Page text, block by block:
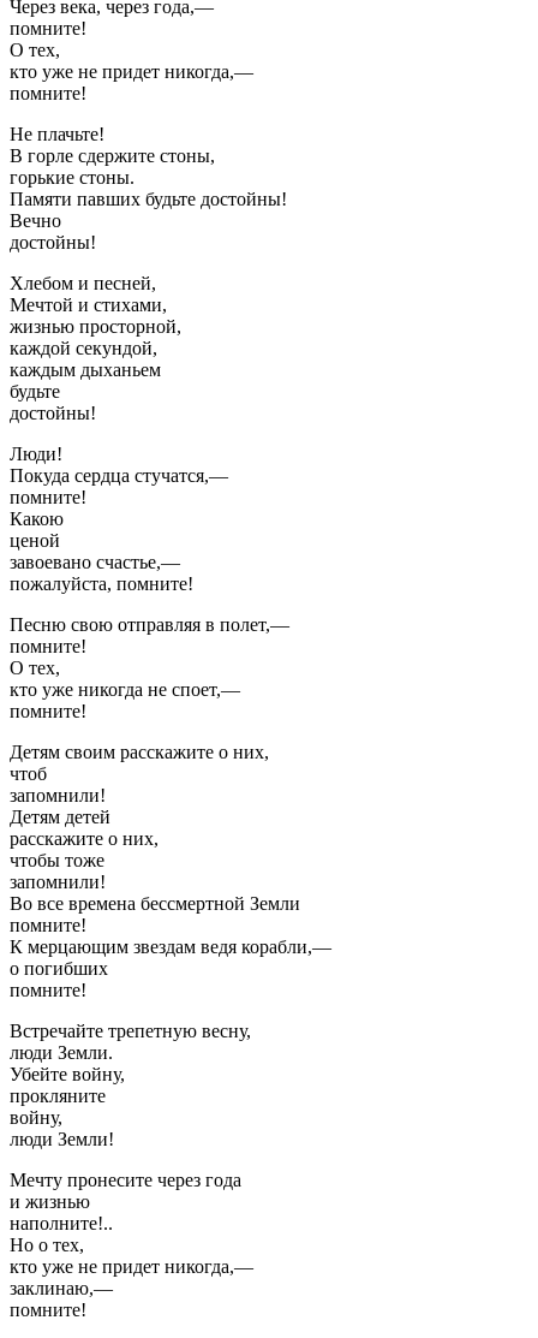
Через века, через года,—
помните!
О тех,
кто уже не придет никогда,—
помните!
Не плачьте!
В горле сдержите стоны,
горькие стоны.
Памяти павших будьте достойны!
Вечно
достойны!
Хлебом и песней,
Мечтой и стихами,
жизнью просторной,
каждой секундой,
каждым дыханьем
будьте
достойны!
Люди!
Покуда сердца стучатся,—
помните!
Какою
ценой
завоевано счастье,—
пожалуйста, помните!
Песню свою отправляя в полет,—
помните!
О тех,
кто уже никогда не споет,—
помните!
Детям своим расскажите о них,
чтоб
запомнили!
Детям детей
расскажите о них,
чтобы тоже
запомнили!
Во все времена бессмертной Земли
помните!
К мерцающим звездам ведя корабли,—
о погибших
помните!
Встречайте трепетную весну,
люди Земли.
Убейте войну,
прокляните
войну,
люди Земли!
Мечту пронесите через года
и жизнью
наполните!..
Но о тех,
кто уже не придет никогда,—
заклинаю,—
помните!